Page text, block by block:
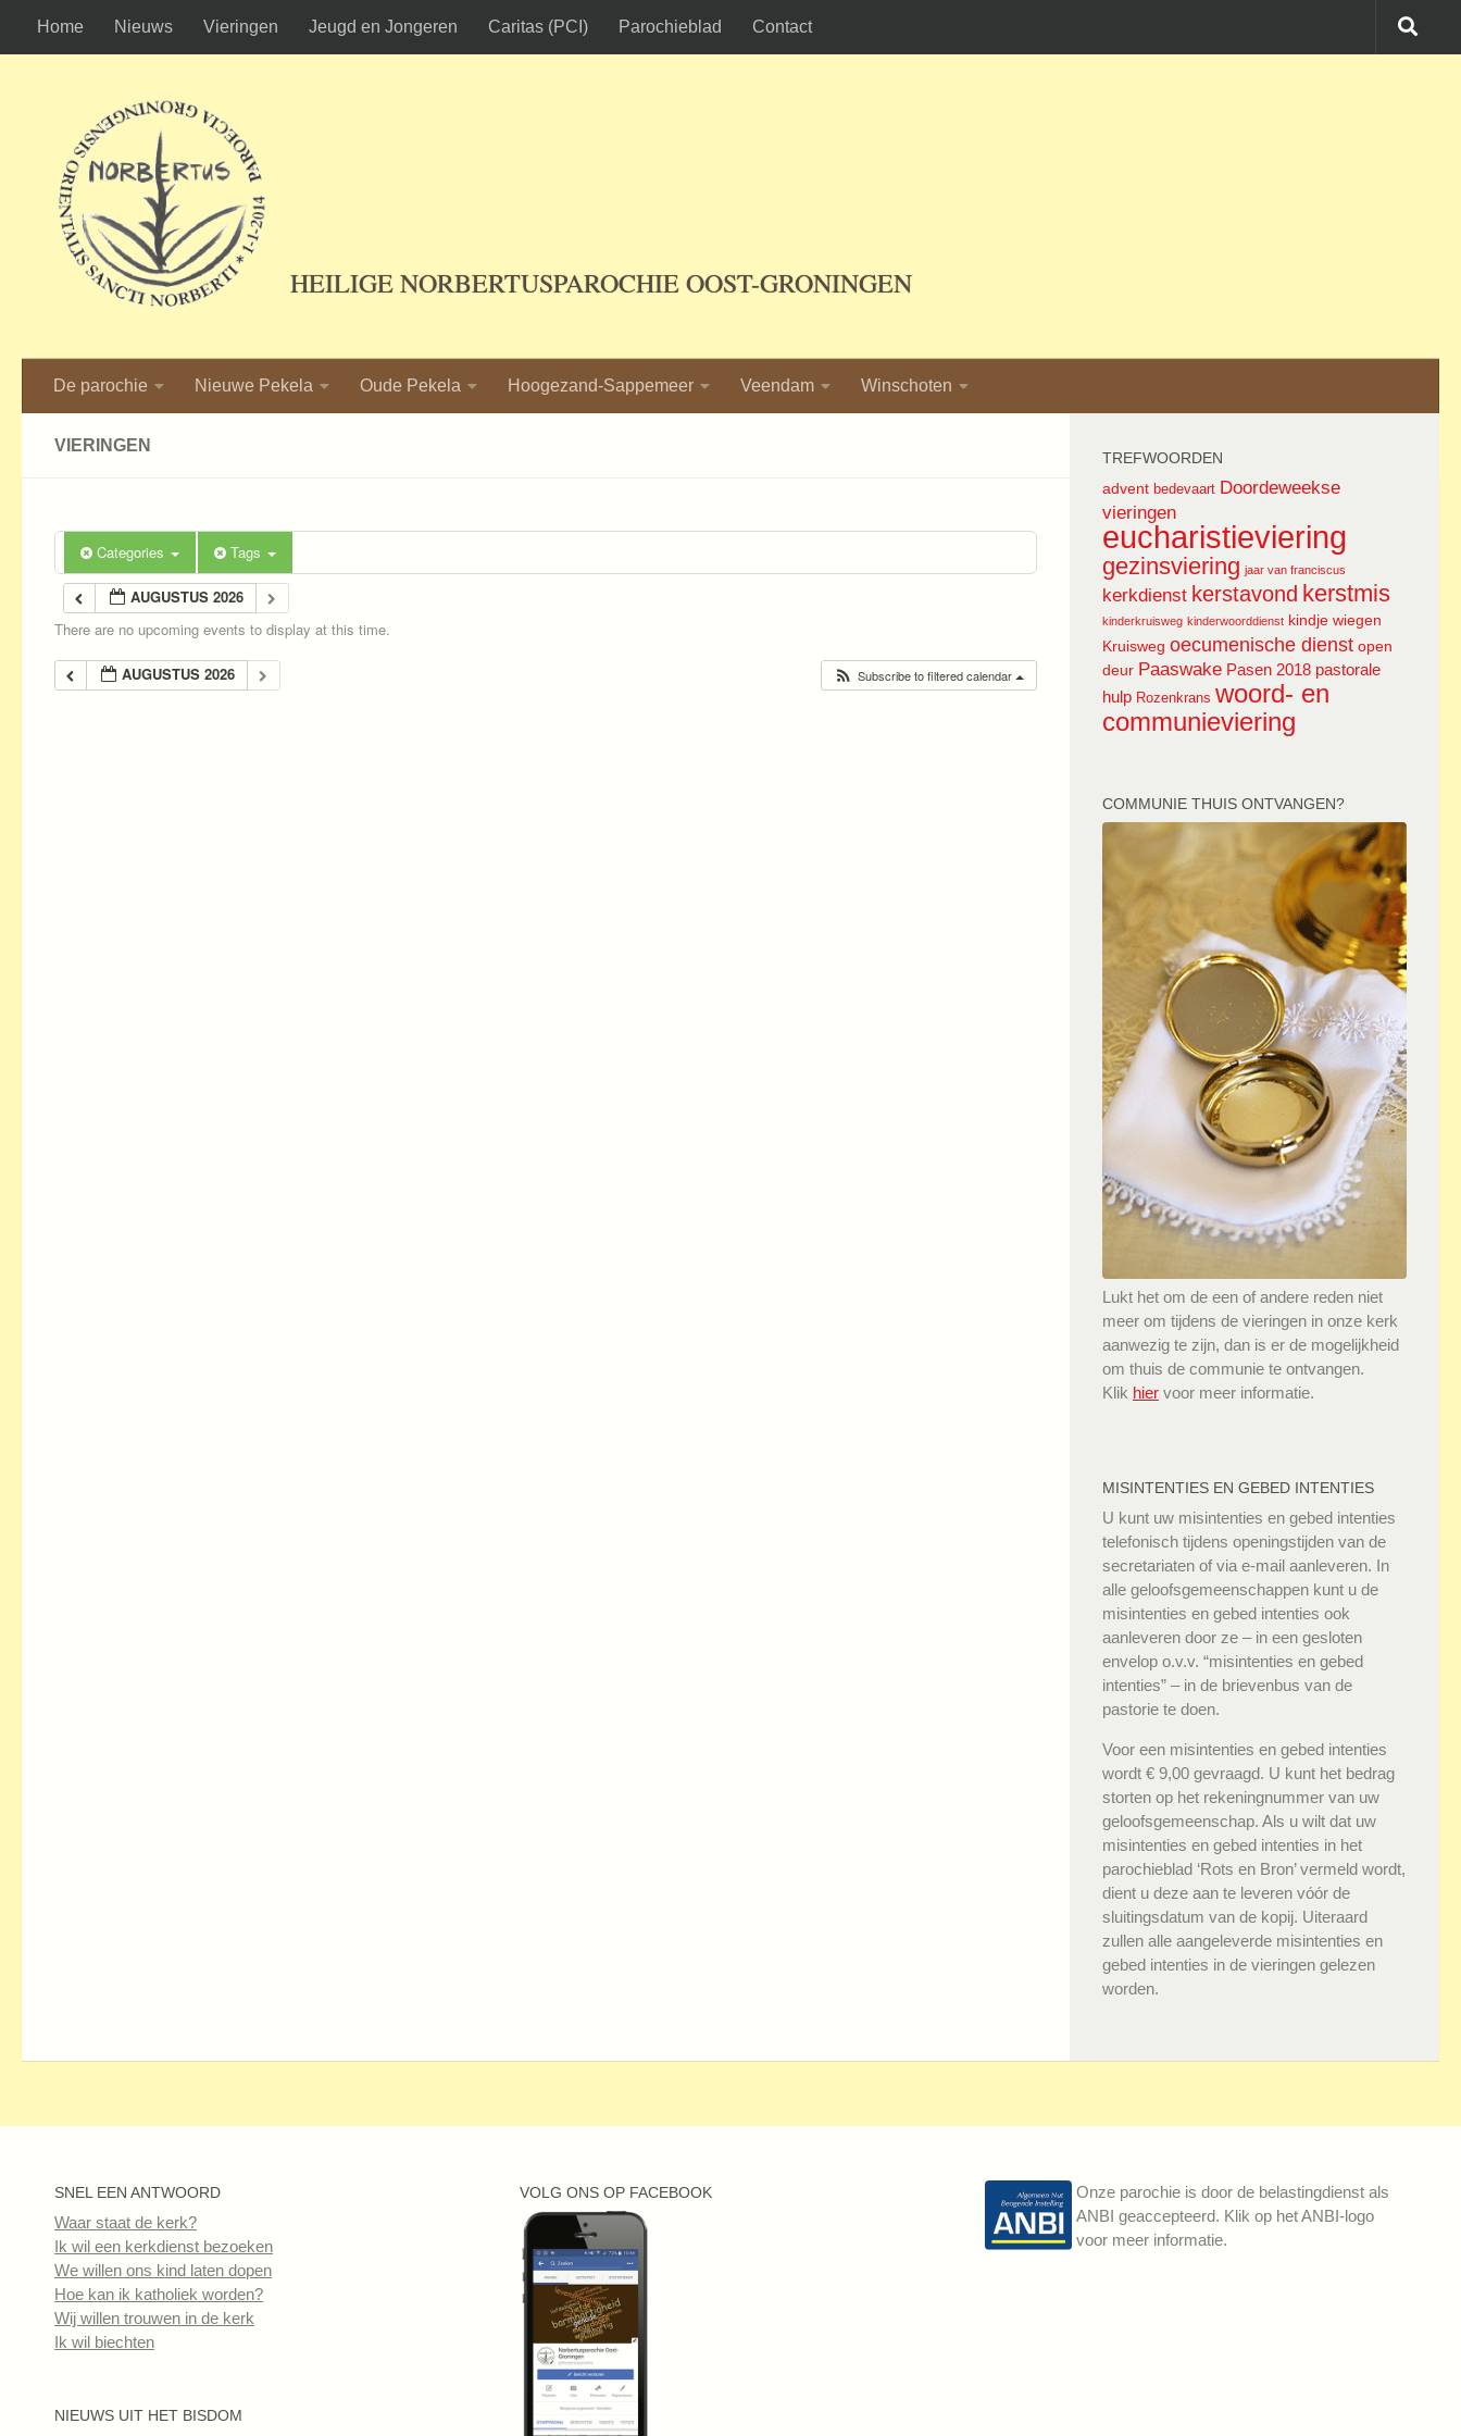
Ga naar de inhoud
Home Nieuws Vieringen Jeugd en Jongeren Caritas (PCI) Parochieblad Contact
HEILIGE NORBERTUSPAROCHIE OOST-GRONINGEN
De parochie Nieuwe Pekela Oude Pekela Hoogezand-Sappemeer Veendam Winschoten
VIERINGEN
Categories Tags
AUGUSTUS 2026
There are no upcoming events to display at this time.
AUGUSTUS 2026 Subscribe to filtered calendar
TREFWOORDEN
advent bedevaart Doordeweekse
vieringen
eucharistieviering
gezinsviering jaar van franciscus
kerkdienst kerstavond kerstmis
kinderkruisweg kinderwoorddienst kindje wiegen
Kruisweg oecumenische dienst open
deur Paaswake Pasen 2018 pastorale
hulp Rozenkrans woord- en
communieviering
COMMUNIE THUIS ONTVANGEN?
Lukt het om de een of andere reden niet
meer om tijdens de vieringen in onze kerk
aanwezig te zijn, dan is er de mogelijkheid
om thuis de communie te ontvangen.
Klik hier voor meer informatie.
MISINTENTIES EN GEBED INTENTIES
U kunt uw misintenties en gebed intenties
telefonisch tijdens openingstijden van de
secretariaten of via e-mail aanleveren. In
alle geloofsgemeenschappen kunt u de
misintenties en gebed intenties ook
aanleveren door ze – in een gesloten
envelop o.v.v. “misintenties en gebed
intenties” – in de brievenbus van de
pastorie te doen.
Voor een misintenties en gebed intenties
wordt € 9,00 gevraagd. U kunt het bedrag
storten op het rekeningnummer van uw
geloofsgemeenschap. Als u wilt dat uw
misintenties en gebed intenties in het
parochieblad ‘Rots en Bron’ vermeld wordt,
dient u deze aan te leveren vóór de
sluitingsdatum van de kopij. Uiteraard
zullen alle aangeleverde misintenties en
gebed intenties in de vieringen gelezen
worden.
SNEL EEN ANTWOORD
Waar staat de kerk?
Ik wil een kerkdienst bezoeken
We willen ons kind laten dopen
Hoe kan ik katholiek worden?
Wij willen trouwen in de kerk
Ik wil biechten
NIEUWS UIT HET BISDOM
VOLG ONS OP FACEBOOK
Onze parochie is door de belastingdienst als
ANBI geaccepteerd. Klik op het ANBI-logo
voor meer informatie.